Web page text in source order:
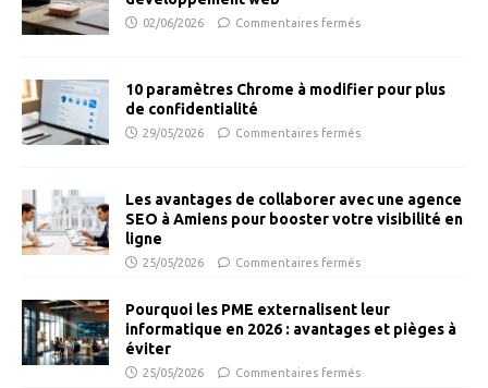
02/06/2026 Commentaires fermés
10 paramètres Chrome à modifier pour plus
de confidentialité
29/05/2026 Commentaires fermés
Les avantages de collaborer avec une agence
SEO à Amiens pour booster votre visibilité en
ligne
25/05/2026 Commentaires fermés
Pourquoi les PME externalisent leur
informatique en 2026 : avantages et pièges à
éviter
25/05/2026 Commentaires fermés